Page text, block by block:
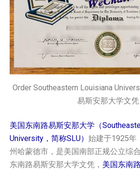
Order Southeastern Louisiana
易斯安那大学文凭
美国东南路易斯安那大学（
University，简称SLU） 始建于1925年
州哈蒙德市，是美国南部正规公立综
东南路易斯安那大学‌文凭， 美国‌‌东南